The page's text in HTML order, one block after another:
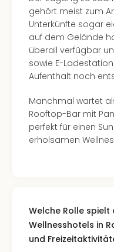
gehört meist zum
Unterkünfte sogar
auf dem Gelände
überall verfügbar
sowie E-
Aufenthalt noch
Manchmal wartet
Rooftop-Bar mit
perfekt für einen
erholsamen
Welche Rolle spielt
Wellnesshotels in
und